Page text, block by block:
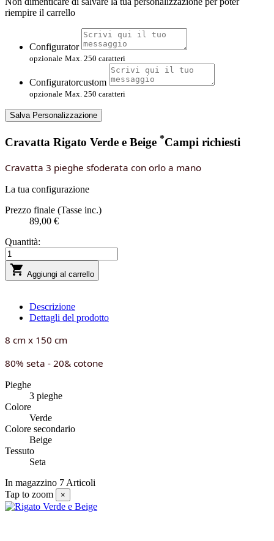
riempire il carrello
Configurator
opzionale Max. 250 caratteri
Configuratorcustom
opzionale Max. 250 caratteri
Salva Personalizzazione
Cravatta Rigato Verde e Beige *Campi richiesti
Cravatta 3 pieghe sfoderata con orlo a mano
La tua configurazione
Prezzo finale (Tasse inc.)
89,00 €
Quantità:
 Aggiungi al carrello
Descrizione
Dettagli del prodotto
8 cm x 150 cm
80% seta - 20& cotone
Pieghe
3 pieghe
Colore
Verde
Colore secondario
Beige
Tessuto
Seta
In magazzino 7 Articoli
Tap to zoom
×